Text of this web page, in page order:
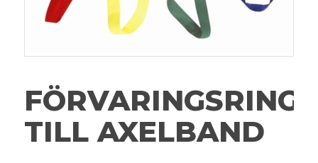
FÖRVARINGSRING
TILL AXELBAND